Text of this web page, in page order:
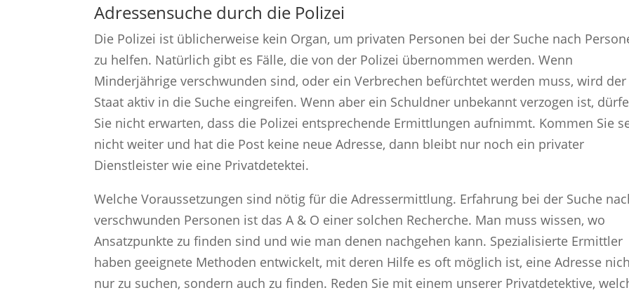
Adressensuche durch die Polizei
Die Polizei ist üblicherweise kein Organ, um privaten Personen bei der Suche nach
zu helfen. Natürlich gibt es Fälle, die von der Polizei übernommen werden. Wenn
Minderjährige verschwunden sind, oder ein Verbrechen befürchtet werden muss, wird der
Staat aktiv in die Suche eingreifen. Wenn aber ein Schuldner unbekannt verzogen ist,
Sie nicht erwarten, dass die Polizei entsprechende Ermittlungen aufnimmt. Kommen Sie
nicht weiter und hat die Post keine neue Adresse, dann bleibt nur noch ein privater
Dienstleister wie eine Privatdetektei.
Welche Voraussetzungen sind nötig für die Adressermittlung. Erfahrung bei der Suche
verschwunden Personen ist das A & O einer solchen Recherche. Man muss wissen, wo
Ansatzpunkte zu finden sind und wie man denen nachgehen kann. Spezialisierte Ermittler
haben geeignete Methoden entwickelt, mit deren Hilfe es oft möglich ist, eine Adresse
nur zu suchen, sondern auch zu finden. Reden Sie mit einem unserer Privatdetektive,